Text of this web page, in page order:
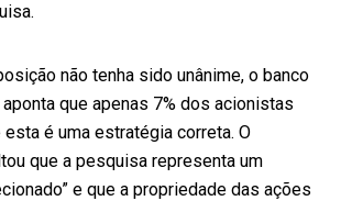
não tenha sido unânime, o banco
que apenas 7% dos acionistas
é uma estratégia correta. O
que a pesquisa representa um
e que a propriedade das ações